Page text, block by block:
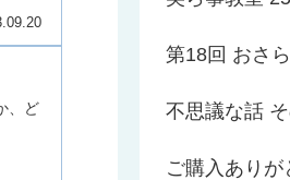
、ど
第18回 おさ
不思議な話
ご購入あり